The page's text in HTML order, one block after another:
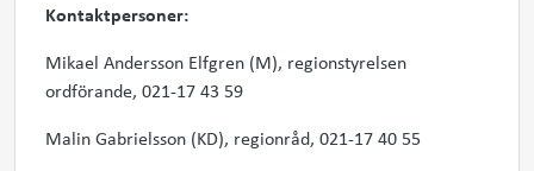
Kontaktpersoner:
Mikael Andersson Elfgren (M), regionstyrelsen
ordförande, 021-17 43 59
Malin Gabrielsson (KD), regionråd, 021-17 40 55